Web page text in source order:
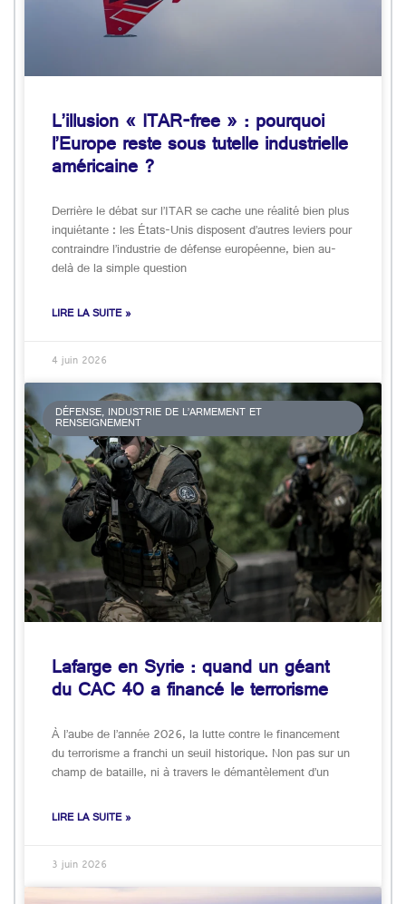
L’illusion « ITAR-free » : pourquoi
l’Europe reste sous tutelle industrielle
américaine ?
Derrière le débat sur l’ITAR se cache une réalité bien plus
inquiétante : les États-Unis disposent d’autres leviers pour
contraindre l’industrie de défense européenne, bien au-
delà de la simple question
LIRE LA SUITE »
4 juin 2026
DÉFENSE, INDUSTRIE DE L’ARMEMENT ET
RENSEIGNEMENT
Lafarge en Syrie : quand un géant
du CAC 40 a financé le terrorisme
À l’aube de l’année 2026, la lutte contre le financement
du terrorisme a franchi un seuil historique. Non pas sur un
champ de bataille, ni à travers le démantèlement d’un
LIRE LA SUITE »
3 juin 2026